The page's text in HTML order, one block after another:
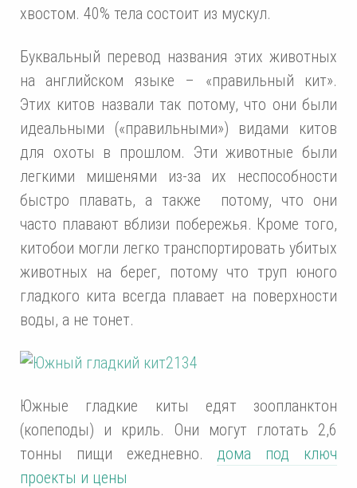
хвостом. 40% тела состоит из мускул.
Буквальный перевод названия этих животных
на английском языке – «правильный кит».
Этих китов назвали так потому, что они были
идеальными («правильными») видами китов
для охоты в прошлом. Эти животные были
легкими мишенями из-за их неспособности
быстро плавать, а также потому, что они
часто плавают вблизи побережья. Кроме того,
китобои могли легко транспортировать убитых
животных на берег, потому что труп юного
гладкого кита всегда плавает на поверхности
воды, а не тонет.
Южные гладкие киты едят зоопланктон
(копеподы) и криль. Они могут глотать 2,6
тонны пищи ежедневно. дома под ключ
проекты и цены